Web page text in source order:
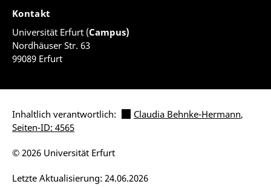
Kontakt
Universität Erfurt (Campus)
Nordhäuser Str. 63
99089 Erfurt
Inhaltlich verantwortlich: Claudia Behnke-Hermann,
Seiten-ID: 4565
Letzte Aktualisierung: 24.06.2026
© 2026 Universität Erfurt